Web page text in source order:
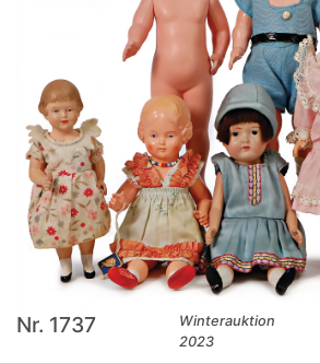
Nr. 1737
Winterauktion
2023